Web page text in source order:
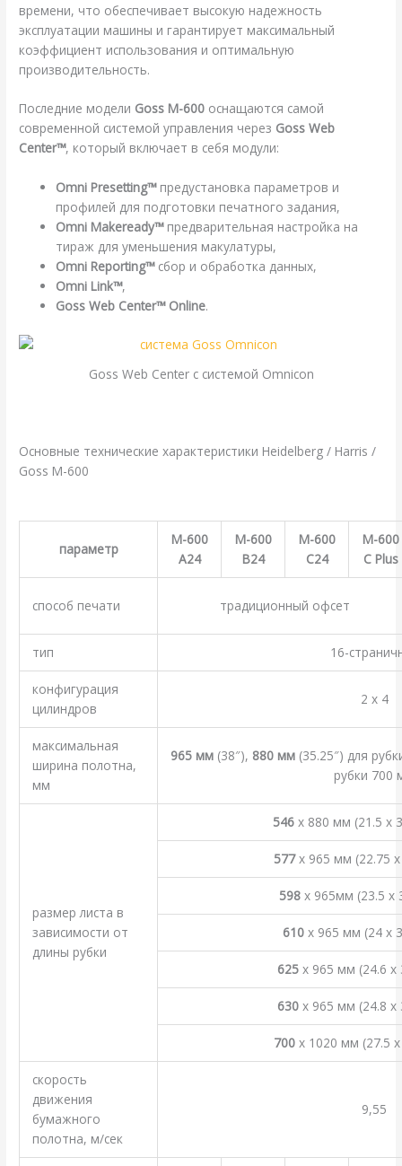
времени, что обеспечивает высокую надежность
эксплуатации машины и гарантирует максимальный
коэффициент использования и оптимальную
производительность.
Последние модели Goss M-600 оснащаются самой
современной системой управления через Goss Web
Center™, который включает в себя модули:
Omni Presetting™предустановка параметров и
профилей для подготовки печатного задания,
Omni Makeready™предварительная настройка на
тираж для уменьшения макулатуры,
Omni Reporting™сбор и обработка данных,
Omni Link™,
Goss Web Center™ Online.
Goss Web Center с системой Omnicon
Основные технические характеристики Heidelberg / Harris /
Goss M-600
параметр
M-600
A24
M-600
B24
M-600
C24
M-600
С Plus
способ печати традиционный офсет
тип 16-
конфигурация
цилиндров
2 x 4
максимальная
ширина полотна,
мм
965 мм (38″), 880 мм (35.25″) для
рубки 700
размер листа в
зависимости от
длины рубки
546 x 880 мм (21.5 x
577x 965 мм (22.75
598 x 965мм (23.5 x
610x 965 мм (24 x
625 x 965 мм (24.6
630 x 965 мм (24.8
700 x 1020 мм (27.5
скорость
движения
бумажного
полотна, м/сек
9,55